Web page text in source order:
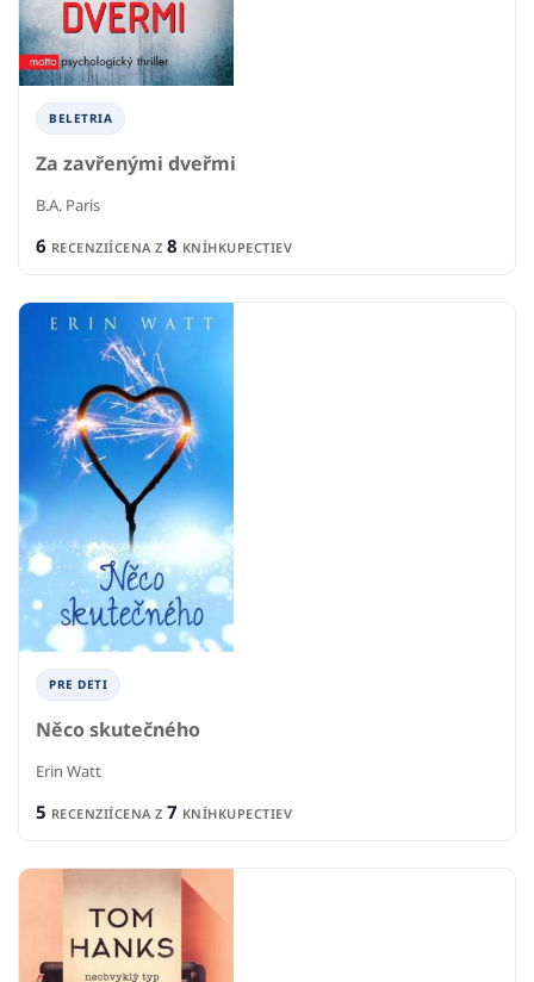
BELETRIA
Za zavřenými dveřmi
B.A. Paris
6 RECENZIÍCENA Z 8 KNÍHKUPECTIEV
PRE DETI
Něco skutečného
Erin Watt
5 RECENZIÍCENA Z 7 KNÍHKUPECTIEV